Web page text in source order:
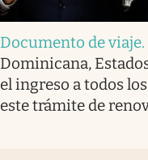
Documento de viaje.
Dominicana,
el ingreso a todos
este trámite de